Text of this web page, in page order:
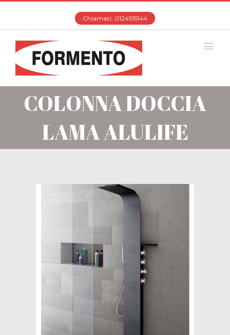
Chiamaci: 0124515144
COLONNA DOCCIA
LAMA ALULIFE